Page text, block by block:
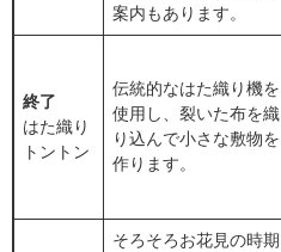
案内もあります。
終了
はた織り
トントン
伝統的なはた織り機を
使用し、裂いた布を織
り込んで小さな敷物を
作ります。
そろそろお花見の時期